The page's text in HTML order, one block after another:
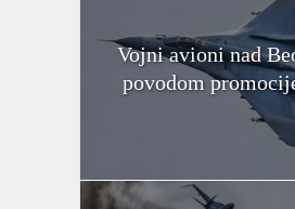
Vojni avioni nad
povodom